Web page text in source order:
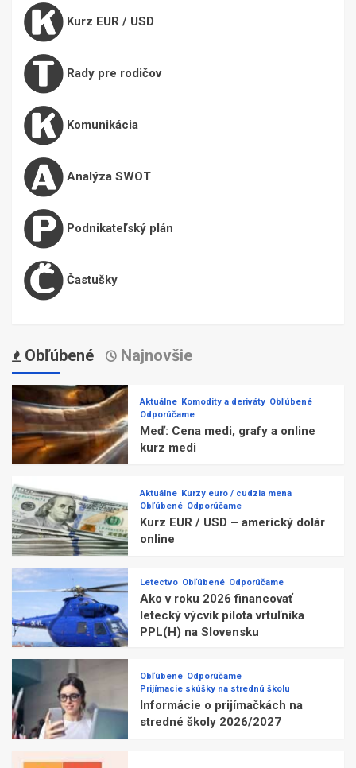
Kurz EUR / USD
Rady pre rodičov
Komunikácia
Analýza SWOT
Podnikateľský plán
Častušky
Obľúbené Najnovšie
Aktuálne Komodity a deriváty Obľúbené
Odporúčame
Meď: Cena medi, grafy a online
kurz medi
Aktuálne Kurzy euro / cudzia mena
Obľúbené Odporúčame
Kurz EUR / USD – americký dolár
online
Letectvo Obľúbené Odporúčame
Ako v roku 2026 financovať
letecký výcvik pilota vrtuľníka
PPL(H) na Slovensku
Obľúbené Odporúčame
Prijímacie skúšky na strednú školu
Informácie o prijímačkách na
stredné školy 2026/2027